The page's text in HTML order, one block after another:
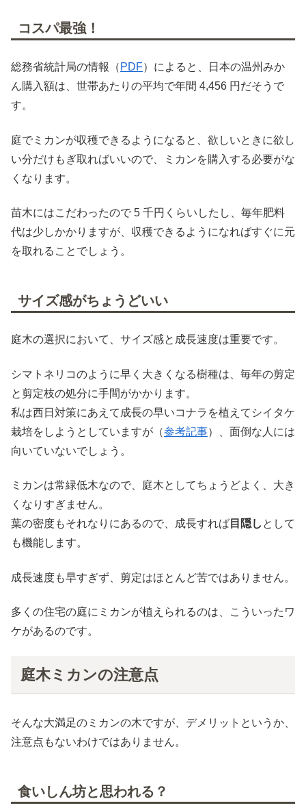
コスパ最強！
総務省統計局の情報（ PDF）によると、日本の温州みか
ん購入額は、世帯あたりの平均で年間 4,456 円だそうで
す。
庭でミカンが収穫できるようになると、欲しいときに欲し
い分だけもぎ取ればいいので、ミカンを購入する必要がな
くなります。
苗木にはこだわったので 5 千円くらいしたし、毎年肥料
代は少しかかりますが、収穫できるようになればすぐに元
を取れることでしょう。
サイズ感がちょうどいい
庭木の選択において、サイズ感と成長速度は重要です。
シマトネリコのように早く大きくなる樹種は、毎年の剪定
と剪定枝の処分に手間がかかります。
私は西日対策にあえて成長の早いコナラを植えてシイタケ
栽培をしようとしていますが（参考記事）、面倒な人には
向いていないでしょう。
ミカンは常緑低木なので、庭木としてちょうどよく、大き
くなりすぎません。
葉の密度もそれなりにあるので、成長すれば 目隠し として
も機能します。
成長速度も早すぎず、剪定はほとんど苦ではありません。
多くの住宅の庭にミカンが植えられるのは、こういったワ
ケがあるのです。
庭木ミカンの注意点
そんな大満足のミカンの木ですが、デメリットというか、
注意点もないわけではありません。
食いしん坊と思われる？